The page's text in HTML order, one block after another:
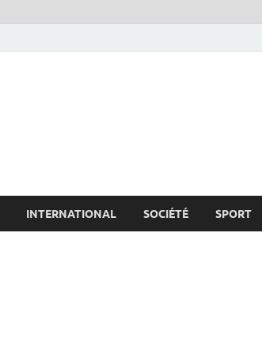
INTERNATIONAL SOCIÉTÉ SPORT